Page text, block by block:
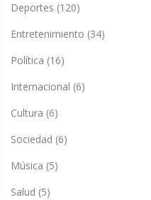
Deportes (120)
Entretenimiento (34)
Política (16)
Internacional (6)
Cultura (6)
Sociedad (6)
Música (5)
Salud (5)